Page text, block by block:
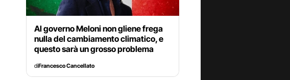
Al governo Meloni non gliene frega
nulla del cambiamento climatico, e
questo sarà un grosso problema
diFrancesco Cancellato